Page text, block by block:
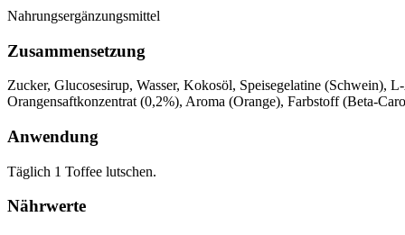
Nahrungsergänzungsmittel
Zusammensetzung
Zucker, Glucosesirup, Wasser, Kokosöl, Speisegelatine (Schwein),
Orangensaftkonzentrat (0,2%), Aroma (Orange), Farbstoff (Beta-
Anwendung
Täglich 1 Toffee lutschen.
Nährwerte